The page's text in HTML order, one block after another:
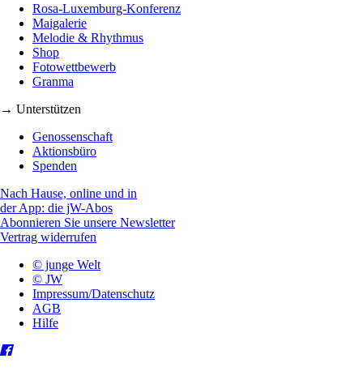
Rosa-Luxemburg-Konferenz
Maigalerie
Melodie & Rhythmus
Shop
Fotowettbewerb
Granma
→ Unterstützen
Genossenschaft
Aktionsbüro
Spenden
Nach Hause, online und in
der App: die jW-Abos
Abonnieren Sie unsere Newsletter
Vertrag widerrufen
© junge Welt
© JW
Impressum/Datenschutz
AGB
Hilfe